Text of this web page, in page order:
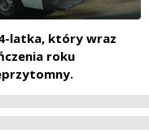
latka, który wraz
roku